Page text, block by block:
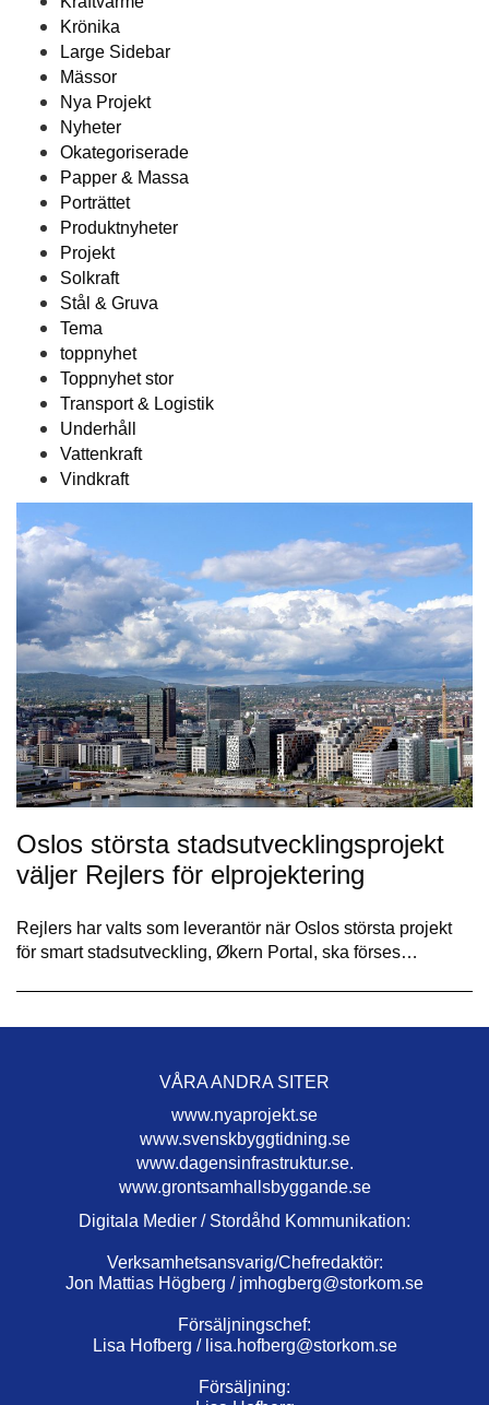
Krönika
Large Sidebar
Mässor
Nya Projekt
Nyheter
Okategoriserade
Papper & Massa
Porträttet
Produktnyheter
Projekt
Solkraft
Stål & Gruva
Tema
toppnyhet
Toppnyhet stor
Transport & Logistik
Underhåll
Vattenkraft
Vindkraft
Oslos största stadsutvecklingsprojekt
väljer Rejlers för elprojektering
Rejlers har valts som leverantör när Oslos största projekt
för smart stadsutveckling, Økern Portal, ska förses…
VÅRA ANDRA SITER
www.nyaprojekt.se
www.svenskbyggtidning.se
www.dagensinfrastruktur.se.
www.grontsamhallsbyggande.se
Digitala Medier / Stordåhd Kommunikation:
Verksamhetsansvarig/Chefredaktör:
Jon Mattias Högberg / jmhogberg@storkom.se
Försäljningschef:
Lisa Hofberg / lisa.hofberg@storkom.se
Försäljning: